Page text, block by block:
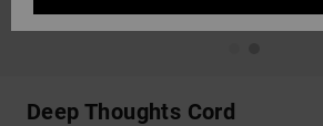
Deep Thoughts Cord